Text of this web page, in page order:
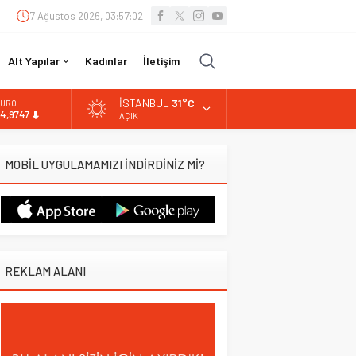
7 Ağustos 2026, 03:57:03
Alt Yapılar Kadınlar İletişim
13.798,82
DOLAR
İSTANBUL 31°C
AÇIK
MOBİL UYGULAMAMIZI İNDİRDİNİZ Mİ?
REKLAM ALANI